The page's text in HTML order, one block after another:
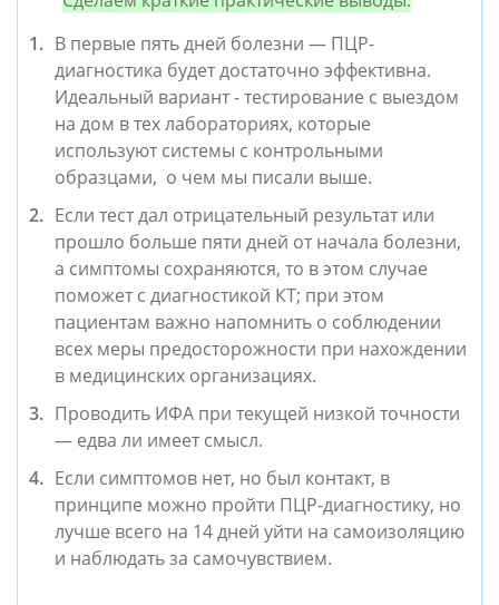
В первые пять дней болезни — ПЦР-
диагностика будет достаточно эффективна.
Идеальный вариант - тестирование с выездом
на дом в тех лабораториях, которые
используют системы с контрольными
образцами, о чем мы писали выше.
Если тест дал отрицательный результат или
прошло больше пяти дней от начала болезни,
а симптомы сохраняются, то в этом случае
поможет с диагностикой КТ; при этом
пациентам важно напомнить о соблюдении
всех меры предосторожности при нахождении
в медицинских организациях.
Проводить ИФА при текущей низкой точности
— едва ли имеет смысл.
Если симптомов нет, но был контакт, в
принципе можно пройти ПЦР-диагностику, но
лучше всего на 14 дней уйти на самоизоляцию
и наблюдать за самочувствием.